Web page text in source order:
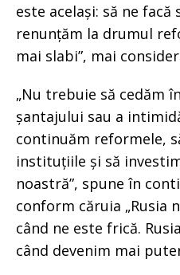
este același: să ne
renunțăm la drumul
mai slabi”, mai
„Nu trebuie să cedăm
șantajului sau a
continuăm reformele,
instituțiile și să
noastră”, spune în
conform căruia „Rusia
când ne este frică.
când devenim mai